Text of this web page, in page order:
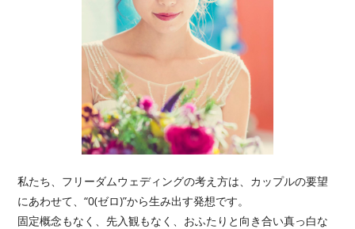
私たち、フリーダムウェディングの考え方は、カップルの要望
にあわせて、“0(ゼロ)”から生み出す発想です。
固定概念もなく、先入観もなく、おふたりと向き合い真っ白な